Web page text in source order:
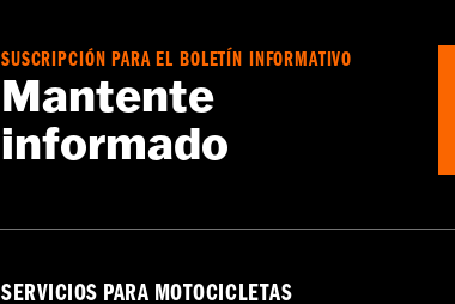
SUSCRIPCIÓN PARA EL BOLETÍN INFORMATIVO
Mantente
informado
SERVICIOS PARA MOTOCICLETAS